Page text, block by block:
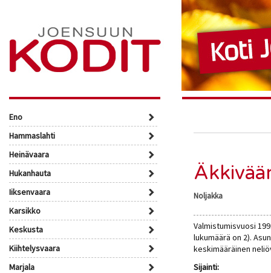
Eno
Hammaslahti
Heinävaara
Hukanhauta
Iiksenvaara
Karsikko
Keskusta
Kiihtelysvaara
Marjala
Noljakka
Valmistumisvuosi
lukumäärä on 2).
keskimääräinen
Sijainti: